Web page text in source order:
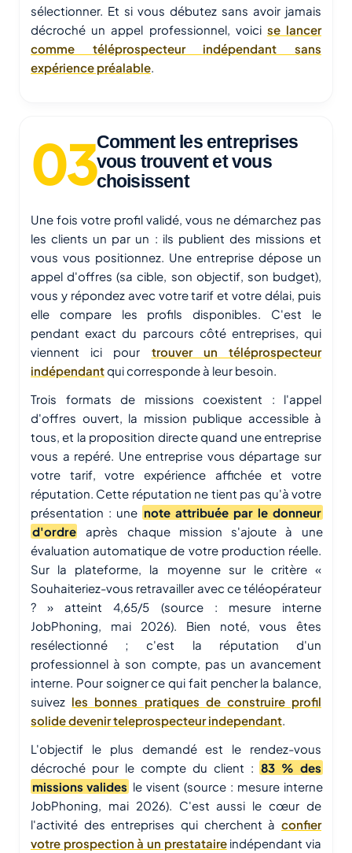
sélectionner. Et si vous débutez sans avoir jamais
décroché un appel professionnel, voici se lancer
comme téléprospecteur indépendant sans
expérience préalable.
Comment les entreprises
vous trouvent et vous
choisissent
Une fois votre profil validé, vous ne démarchez pas
les clients un par un : ils publient des missions et
vous vous positionnez. Une entreprise dépose un
appel d'offres (sa cible, son objectif, son budget),
vous y répondez avec votre tarif et votre délai, puis
elle compare les profils disponibles. C'est le
pendant exact du parcours côté entreprises, qui
viennent ici pour trouver un téléprospecteur
indépendantqui corresponde à leur besoin.
Trois formats de missions coexistent : l'appel
d'offres ouvert, la mission publique accessible à
tous, et la proposition directe quand une entreprise
vous a repéré. Une entreprise vous départage sur
votre tarif, votre expérience affichée et votre
réputation. Cette réputation ne tient pas qu'à votre
présentation : une note attribuée par le donneur
d'ordre après chaque mission s'ajoute à une
évaluation automatique de votre production réelle.
Sur la plateforme, la moyenne sur le critère «
Souhaiteriez-vous retravailler avec ce téléopérateur
? » atteint 4,65/5 (source : mesure interne
JobPhoning, mai 2026). Bien noté, vous êtes
resélectionné ; c'est la réputation d'un
professionnel à son compte, pas un avancement
interne. Pour soigner ce qui fait pencher la balance,
suivez les bonnes pratiques de construire profil
solide devenir teleprospecteur independant.
L'objectif le plus demandé est le rendez-vous
décroché pour le compte du client : 83 % des
missions valides le visent (source : mesure interne
JobPhoning, mai 2026). C'est aussi le cœur de
l'activité des entreprises qui cherchent à confier
votre prospection à un prestataireindépendant via